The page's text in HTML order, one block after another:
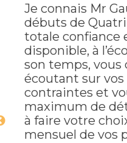
Je connais Mr
débuts de
totale confiance
disponible, à
son temps, vous
écoutant sur
contraintes et
maximum de
à faire votre
mensuel de vos